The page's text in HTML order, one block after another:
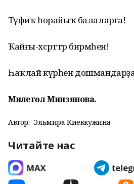
Тәүфиҡ һорайыҡ балаларға!
Ҡайғы-хәсрәттәр бирмәһен!
Һаҡлай күрһен
Миңлегөл Минзянова.
Автор: Эльмира Киеккужина
Читайте нас